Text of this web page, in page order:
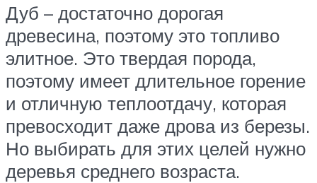
Дуб – достаточно дорогая
древесина, поэтому это топливо
элитное. Это твердая порода,
поэтому имеет длительное горение
и отличную теплоотдачу, которая
превосходит даже дрова из березы.
Но выбирать для этих целей нужно
деревья среднего возраста.